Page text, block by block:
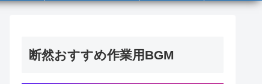
断然おすすめ作業用BGM